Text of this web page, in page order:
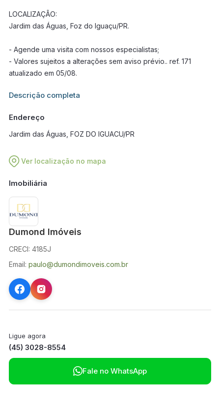
LOCALIZAÇÃO:
Jardim das Águas, Foz do Iguaçu/PR.
- Agende uma visita com nossos especialistas;
- Valores sujeitos a alterações sem aviso prévio.. ref. 171
atualizado em 05/08.
Informações adicionais sobre este imóvel estarão disponíveis
Descrição completa
Endereço
Jardim das Águas, FOZ DO IGUACU/PR
Ver localização no mapa
Imobiliária
Dumond Imóveis
CRECI: 4185J
Email: paulo@dumondimoveis.com.br
Ligue agora
(45) 3028-8554
Fale no WhatsApp